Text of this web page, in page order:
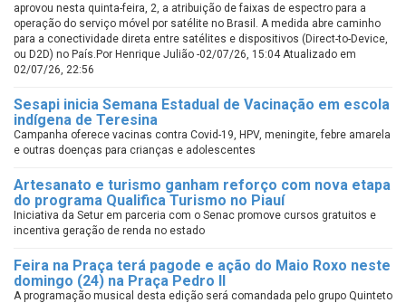
aprovou nesta quinta-feira, 2, a atribuição de faixas de espectro para a
operação do serviço móvel por satélite no Brasil. A medida abre caminho
para a conectividade direta entre satélites e dispositivos (Direct-to-Device,
ou D2D) no País.Por Henrique Julião -02/07/26, 15:04 Atualizado em
02/07/26, 22:56
Sesapi inicia Semana Estadual de Vacinação em escola
indígena de Teresina
Campanha oferece vacinas contra Covid-19, HPV, meningite, febre amarela
e outras doenças para crianças e adolescentes
Artesanato e turismo ganham reforço com nova etapa
do programa Qualifica Turismo no Piauí
Iniciativa da Setur em parceria com o Senac promove cursos gratuitos e
incentiva geração de renda no estado
Feira na Praça terá pagode e ação do Maio Roxo neste
domingo (24) na Praça Pedro II
A programação musical desta edição será comandada pelo grupo Quinteto